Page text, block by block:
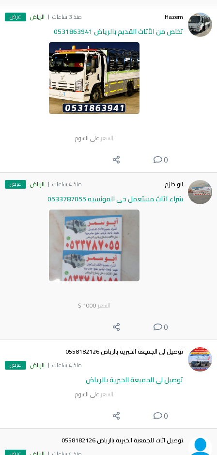
Hazem منذ 3 ساعات الرياض عرض
تخلص من الأثاث القديم بالرياض 0531863941
السعر على السوم
0
ابو حازم منذ 4 ساعات الرياض عرض
شراء اثاث مستعمل حي المونسيه 0533787055
السعر 1000
$
0
توصيل لي الجميعة الخيرية بالرياض 0558182126
منذ 4 ساعات
الرياض عرض
توصيل لي الجميعة الخيرية بالرياض
السعر على السوم
0
توصيل اثاث للجمعية الخيرية بالرياض 0558182126